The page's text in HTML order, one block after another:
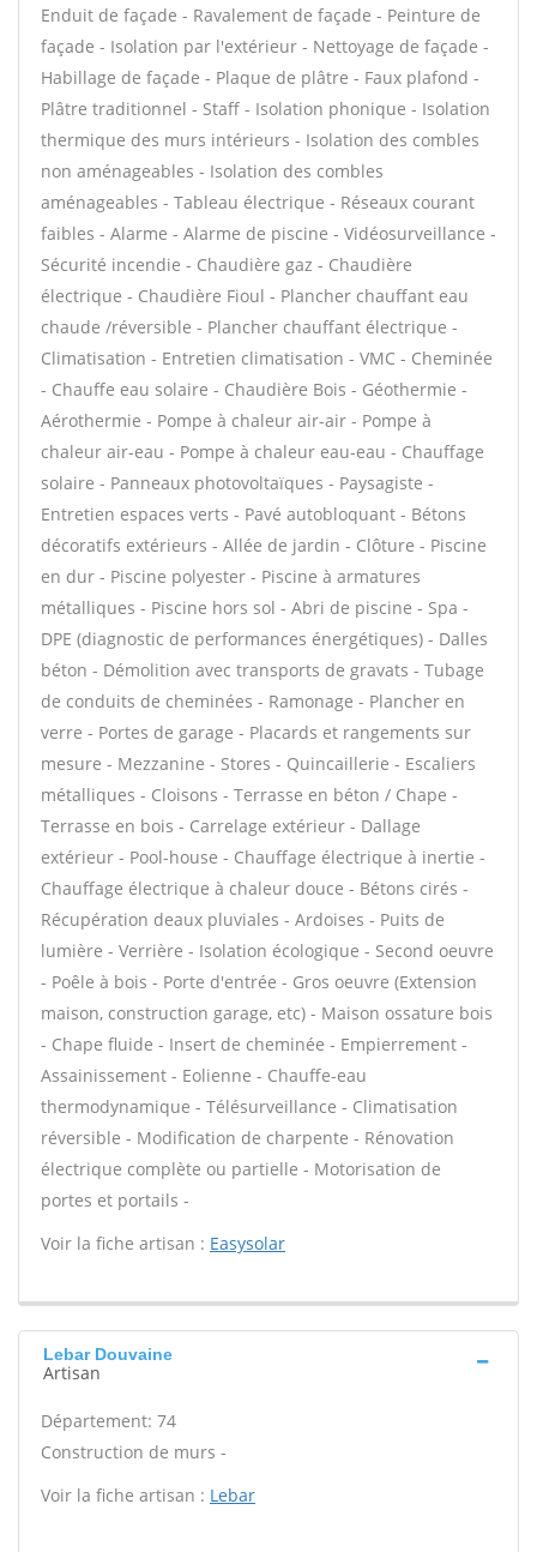
Enduit de façade - Ravalement de façade - Peinture de
façade - Isolation par l'extérieur - Nettoyage de façade -
Habillage de façade - Plaque de plâtre - Faux plafond -
Plâtre traditionnel - Staff - Isolation phonique - Isolation
thermique des murs intérieurs - Isolation des combles
non aménageables - Isolation des combles
aménageables - Tableau électrique - Réseaux courant
faibles - Alarme - Alarme de piscine - Vidéosurveillance -
Sécurité incendie - Chaudière gaz - Chaudière
électrique - Chaudière Fioul - Plancher chauffant eau
chaude /réversible - Plancher chauffant électrique -
Climatisation - Entretien climatisation - VMC - Cheminée
- Chauffe eau solaire - Chaudière Bois - Géothermie -
Aérothermie - Pompe à chaleur air-air - Pompe à
chaleur air-eau - Pompe à chaleur eau-eau - Chauffage
solaire - Panneaux photovoltaïques - Paysagiste -
Entretien espaces verts - Pavé autobloquant - Bétons
décoratifs extérieurs - Allée de jardin - Clôture - Piscine
en dur - Piscine polyester - Piscine à armatures
métalliques - Piscine hors sol - Abri de piscine - Spa -
DPE (diagnostic de performances énergétiques) - Dalles
béton - Démolition avec transports de gravats - Tubage
de conduits de cheminées - Ramonage - Plancher en
verre - Portes de garage - Placards et rangements sur
mesure - Mezzanine - Stores - Quincaillerie - Escaliers
métalliques - Cloisons - Terrasse en béton / Chape -
Terrasse en bois - Carrelage extérieur - Dallage
extérieur - Pool-house - Chauffage électrique à inertie -
Chauffage électrique à chaleur douce - Bétons cirés -
Récupération deaux pluviales - Ardoises - Puits de
lumière - Verrière - Isolation écologique - Second oeuvre
- Poêle à bois - Porte d'entrée - Gros oeuvre (Extension
maison, construction garage, etc) - Maison ossature bois
- Chape fluide - Insert de cheminée - Empierrement -
Assainissement - Eolienne - Chauffe-eau
thermodynamique - Télésurveillance - Climatisation
réversible - Modification de charpente - Rénovation
électrique complète ou partielle - Motorisation de
portes et portails -
Voir la fiche artisan : Easysolar
Lebar Douvaine
Artisan
Département: 74
Construction de murs -
Voir la fiche artisan : Lebar